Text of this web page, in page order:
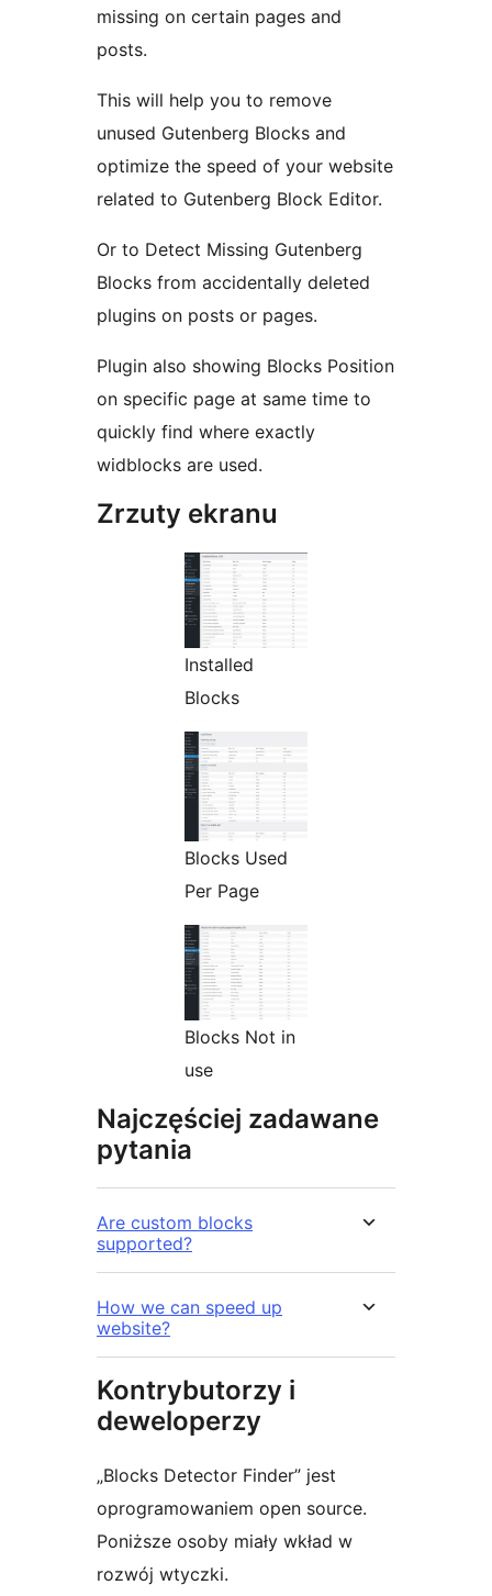
missing on certain pages and
posts.
This will help you to remove
unused Gutenberg Blocks and
optimize the speed of your website
related to Gutenberg Block Editor.
Or to Detect Missing Gutenberg
Blocks from accidentally deleted
plugins on posts or pages.
Plugin also showing Blocks Position
on specific page at same time to
quickly find where exactly
widblocks are used.
Zrzuty ekranu
Installed
Blocks
Blocks Used
Per Page
Blocks Not in
use
Najczęściej zadawane
pytania
Are custom blocks
supported?
How we can speed up
website?
Kontrybutorzy i
deweloperzy
„Blocks Detector Finder” jest
oprogramowaniem open source.
Poniższe osoby miały wkład w
rozwój wtyczki.